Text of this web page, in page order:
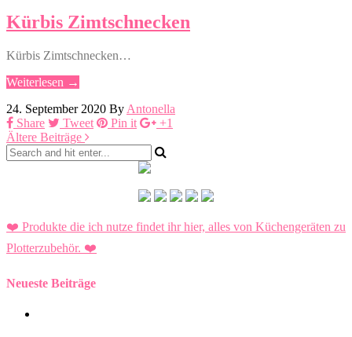
Kürbis Zimtschnecken
Kürbis Zimtschnecken…
Weiterlesen →
24. September 2020 By Antonella
Share
Tweet Pin it
+1
Ältere Beiträge
❤️ Produkte die ich nutze findet ihr hier, alles von Küchengeräten zu
Plotterzubehör. ❤️
Neueste Beiträge